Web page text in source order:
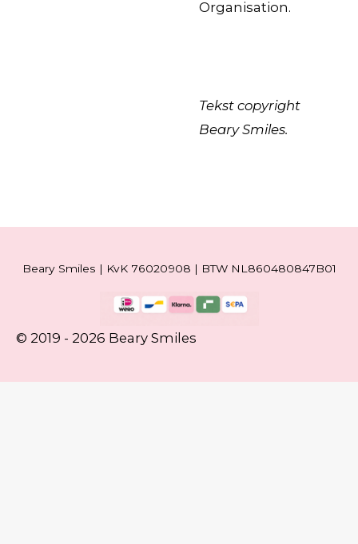
Organisation.
Tekst copyright
Beary Smiles.
Beary Smiles | KvK 76020908 | BTW NL860480847B01
© 2019 - 2026 Beary Smiles